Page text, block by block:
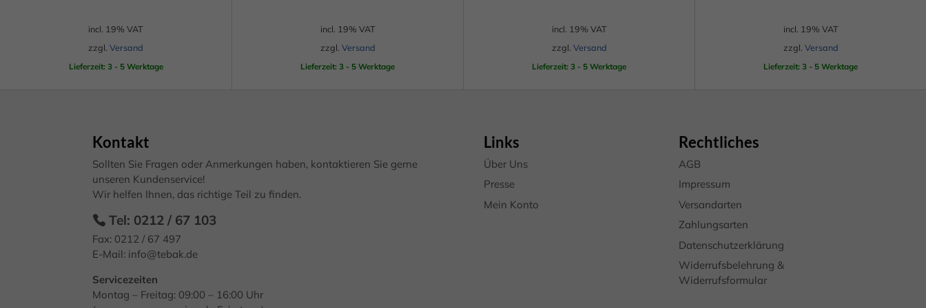
incl. 19% VAT
zzgl. Versand
Lieferzeit: 3 - 5 Werktage
incl. 19% VAT
zzgl. Versand
Lieferzeit: 3 - 5 Werktage
incl. 19% VAT
zzgl. Versand
Lieferzeit: 3 - 5 Werktage
incl. 19% VAT
zzgl. Versand
Lieferzeit: 3 - 5 Werktage
Kontakt
Sollten Sie Fragen oder Anmerkungen haben, kontaktieren Sie gerne
unseren Kundenservice!
Wir helfen Ihnen, das richtige Teil zu finden.
Tel: 0212 / 67 103
Fax: 0212 / 67 497
E-Mail: info@tebak.de
Servicezeiten
Montag – Freitag: 09:00 – 16:00 Uhr
Links
Über Uns
Presse
Mein Konto
Rechtliches
AGB
Impressum
Versandarten
Zahlungsarten
Datenschutzerklärung
Widerrufsbelehrung &
Widerrufsformular
blockiert. Wenn Cookies von externen Medien akzeptiert werden, bedarf der Zugriff auf
diese Inhalte keiner manuellen Einwilligung mehr.